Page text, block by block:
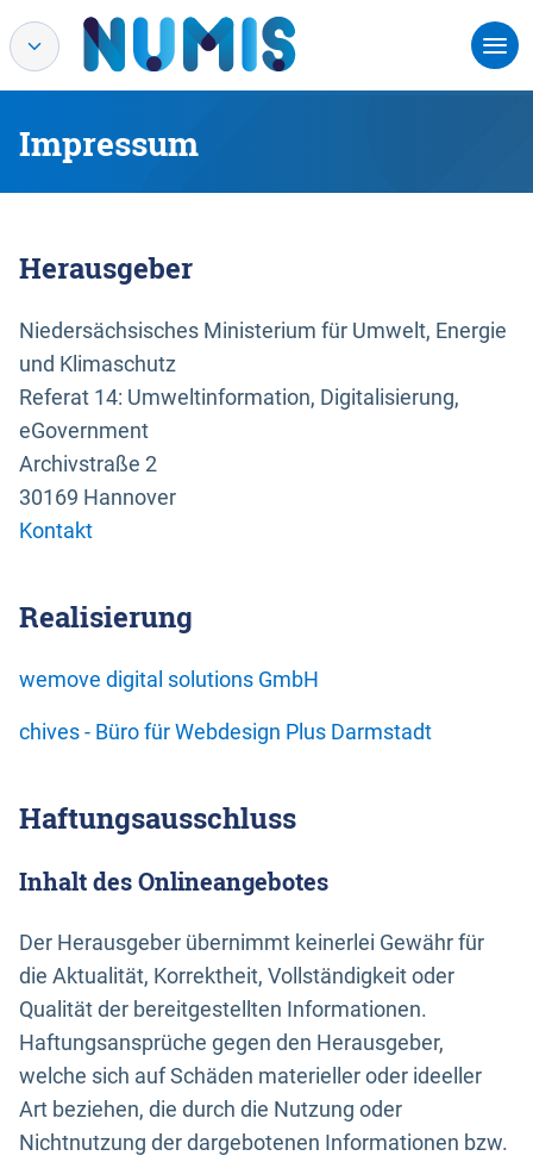
Impressum
Herausgeber
Niedersächsisches Ministerium für Umwelt, Energie
und Klimaschutz
Referat 14: Umweltinformation, Digitalisierung,
eGovernment
Archivstraße 2
30169 Hannover
Kontakt
Realisierung
wemove digital solutions GmbH
chives - Büro für Webdesign Plus Darmstadt
Haftungsausschluss
Inhalt des Onlineangebotes
Der Herausgeber übernimmt keinerlei Gewähr für
die Aktualität, Korrektheit, Vollständigkeit oder
Qualität der bereitgestellten Informationen.
Haftungsansprüche gegen den Herausgeber,
welche sich auf Schäden materieller oder ideeller
Art beziehen, die durch die Nutzung oder
Nichtnutzung der dargebotenen Informationen bzw.